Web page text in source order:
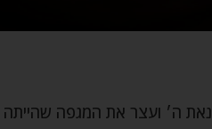
ה׳ ועצר את המגפה